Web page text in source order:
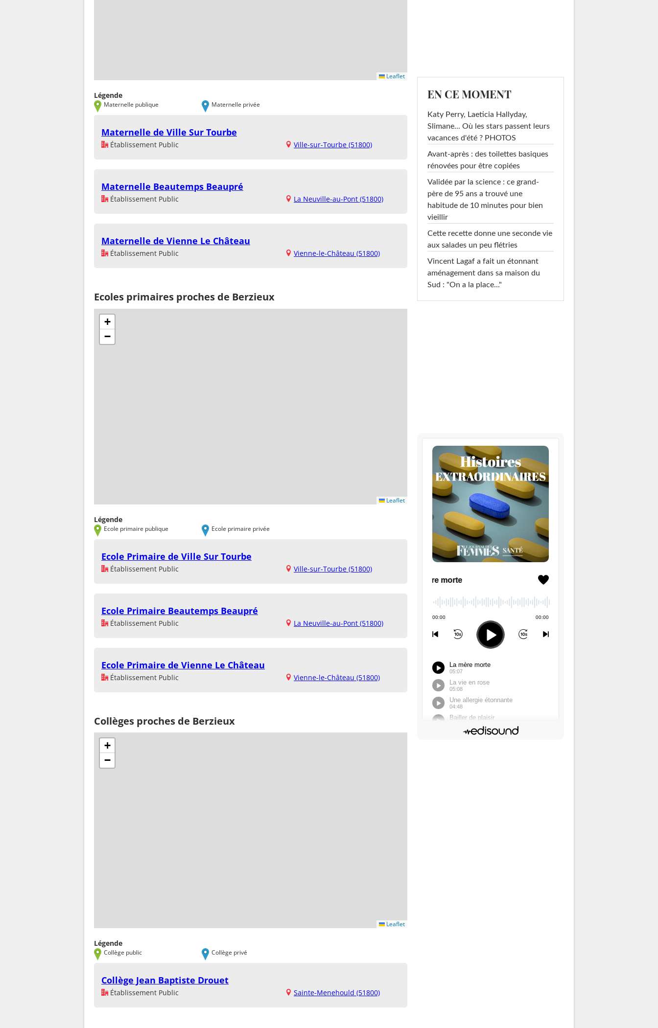
Leaflet
Légende
Maternelle publique Maternelle privée
Maternelle de Ville Sur Tourbe
Établissement Public Ville-sur-Tourbe (51800)
Maternelle Beautemps Beaupré
Établissement Public La Neuville-au-Pont (51800)
Maternelle de Vienne Le Château
Établissement Public Vienne-le-Château (51800)
Ecoles primaires proches de Berzieux
+
−
Leaflet
Légende
Ecole primaire publique Ecole primaire privée
Ecole Primaire de Ville Sur Tourbe
Établissement Public Ville-sur-Tourbe (51800)
Ecole Primaire Beautemps Beaupré
Établissement Public La Neuville-au-Pont (51800)
Ecole Primaire de Vienne Le Château
Établissement Public Vienne-le-Château (51800)
Collèges proches de Berzieux
+
−
Leaflet
Légende
Collège public Collège privé
Collège Jean Baptiste Drouet
Établissement Public Sainte-Menehould (51800)
EN CE MOMENT
Katy Perry, Laeticia Hallyday,
Slimane... Où les stars passent leurs
vacances d'été ? PHOTOS
Avant-après : des toilettes basiques
rénovées pour être copiées
Validée par la science : ce grand-
père de 95 ans a trouvé une
habitude de 10 minutes pour bien
vieillir
Cette recette donne une seconde vie
aux salades un peu flétries
Vincent Lagaf a fait un étonnant
aménagement dans sa maison du
Sud : "On a la place..."